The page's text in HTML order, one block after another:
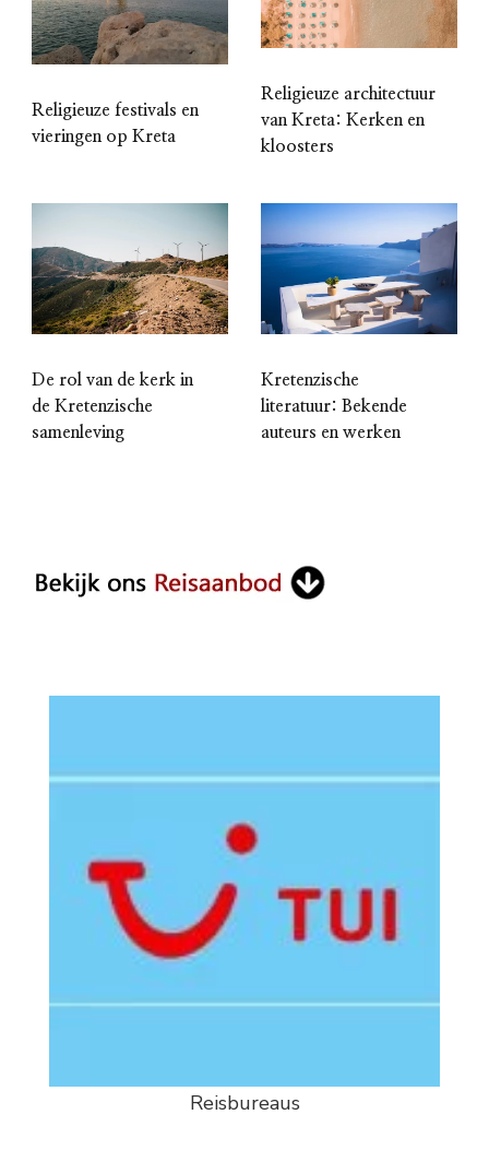
Religieuze festivals en
vieringen op Kreta
Religieuze architectuur
van Kreta: Kerken en
kloosters
De rol van de kerk in
de Kretenzische
samenleving
Kretenzische
literatuur: Bekende
auteurs en werken
Reisbureaus